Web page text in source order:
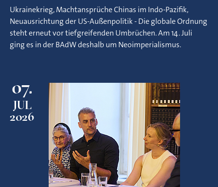
Ukrainekrieg, Machtansprüche Chinas im Indo-Pazifik,
Neuausrichtung der US-Außenpolitik - Die globale Ordnung
steht erneut vor tiefgreifenden Umbrüchen. Am 14. Juli
ging es in der BAdW deshalb um Neoimperialismus.
07.
JUL
2026